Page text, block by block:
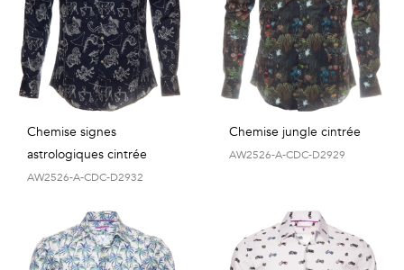
Chemise signes
astrologiques cintrée
AW2526-A-CDC-D2932
Chemise jungle cintrée
AW2526-A-CDC-D2929